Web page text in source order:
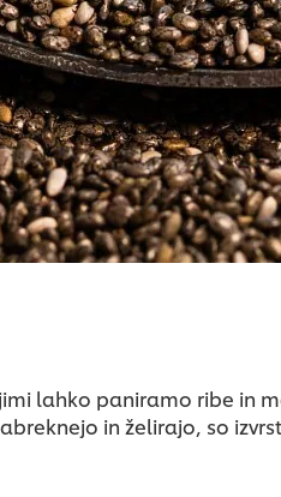
lahko paniramo ribe in
in želirajo, so